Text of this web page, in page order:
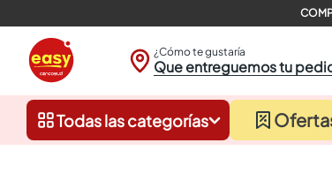
¿Cómo te gustaría
Que entreguemos tu
Todas las categorías